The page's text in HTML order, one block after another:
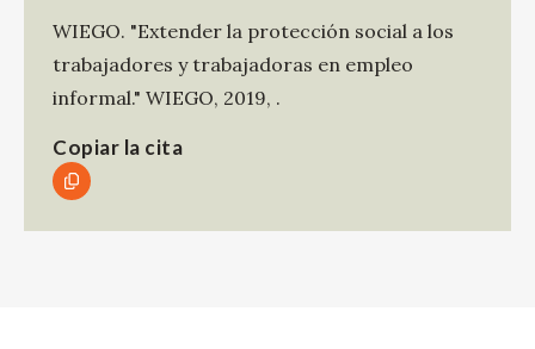
WIEGO. "Extender la protección social a los
trabajadores y trabajadoras en empleo
informal." WIEGO, 2019, .
Copiar la cita